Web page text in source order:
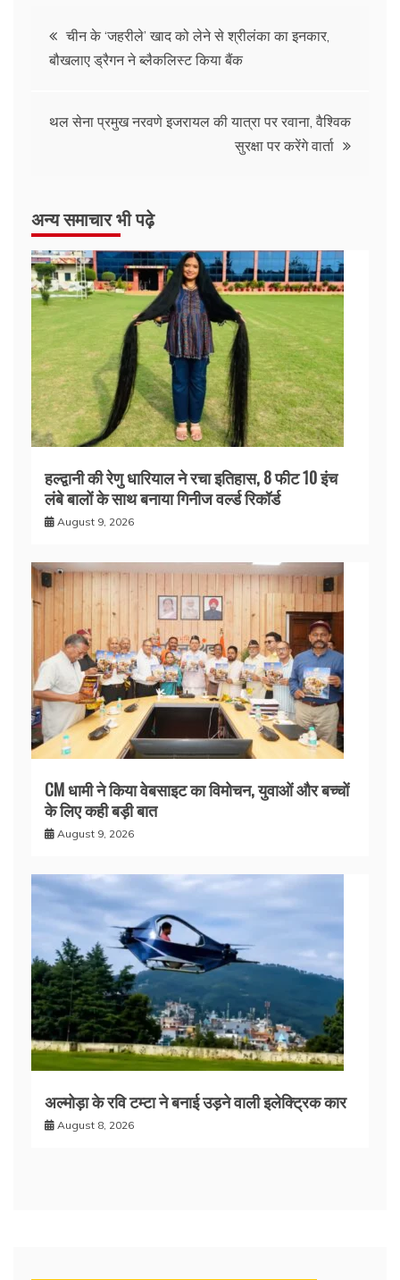
चीन के ‘जहरीले’ खाद को लेने से श्रीलंका का इनकार,
बौखलाए ड्रैगन ने ब्लैकलिस्ट किया बैंक
थल सेना प्रमुख नरवणे इजरायल की यात्रा पर रवाना, वैश्विक
सुरक्षा पर करेंगे वार्ता
अन्य समाचार भी पढ़े
हल्द्वानी की रेणु धारियाल ने रचा इतिहास, 8 फीट 10 इंच
लंबे बालों के साथ बनाया गिनीज वर्ल्ड रिकॉर्ड
August 9, 2026
CM धामी ने किया वेबसाइट का विमोचन, युवाओं और बच्चों
के लिए कही बड़ी बात
August 9, 2026
अल्मोड़ा के रवि टम्टा ने बनाई उड़ने वाली इलेक्ट्रिक कार
August 8, 2026